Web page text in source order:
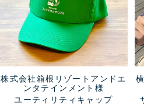
株式会社箱根リゾートアンドエ
ンタテインメント様
ユーティリティキャップ